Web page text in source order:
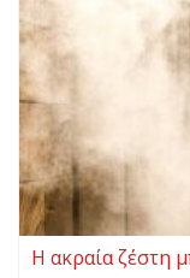
Η ακραία ζέστη